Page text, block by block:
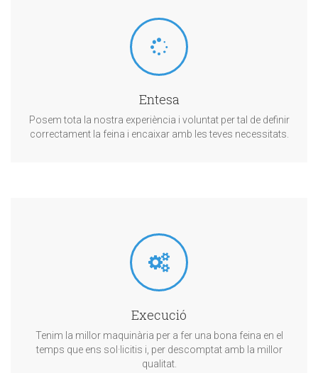
Entesa
Posem tota la nostra experiència i voluntat per tal de definir
correctament la feina i encaixar amb les teves necessitats.
Execució
Tenim la millor maquinària per a fer una bona feina en el
temps que ens sol·licitis i, per descomptat amb la millor
qualitat.